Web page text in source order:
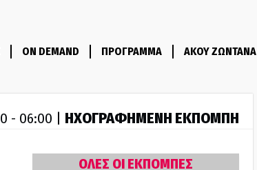
ON DEMAND ΠΡΟΓΡΑΜΜΑ ΑΚΟΥ ΖΩΝΤΑΝΑ
- 06:00 | ΗΧΟΓΡΑΦΗΜΕΝΗ ΕΚΠΟΜΠΗ
ΟΛΕΣ ΟΙ ΕΚΠΟΜΠΕΣ